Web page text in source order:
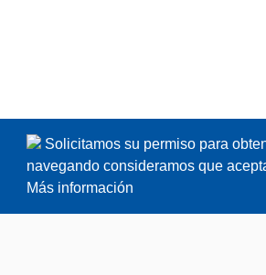
Solicitamos su permiso para
navegando consideramos que
Más información